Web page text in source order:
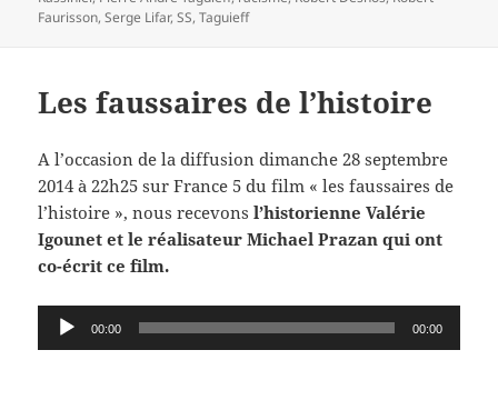
Faurisson,Serge Lifar,SS,Taguieff
Les faussaires de l’histoire
A l’occasion de la diffusion dimanche 28 septembre
2014 à 22h25 sur France 5 du film « les faussaires de
l’histoire », nous recevonsl’historienne Valérie
Igounet et le réalisateur Michael Prazan qui ont
co-écrit ce film.
Lecteur 00:00 00:00